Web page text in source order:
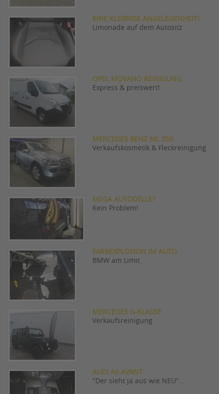
EINE KLEBRIGE ANGELEGENHEIT!
Limonade auf dem Autositz
OPEL MOVANO REINIGUNG
Express & preiswert!
MERCEDES BENZ ML 350
Verkaufskosmetik & Fleckreinigung
MEGA AUTODELLE?
Kein Problem!
FARBEXPLOSION IM AUTO
BMW am Limit
MERCEDES G-KLASSE
Verkaufsreinigung
AUDI A6 AVANT
"Der sieht ja aus wie NEU"...